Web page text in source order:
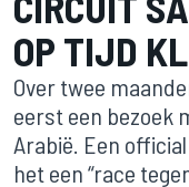
OP TIJD
Over twee
eerst een bezoek
Arabië. Een
het een “race